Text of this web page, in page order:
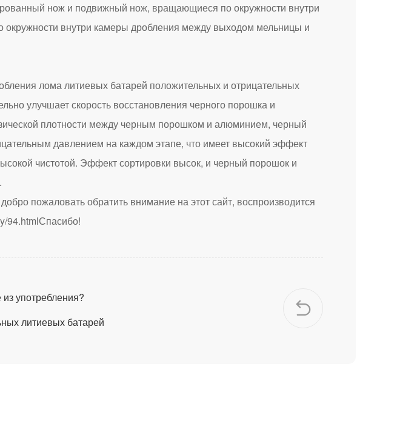
нож и подвижный нож, вращающиеся по окружности внутри
внутри камеры дробления между выходом мельницы и
лома литиевых батарей положительных и отрицательных
улучшает скорость восстановления черного порошка и
плотности между черным порошком и алюминием, черный
давлением на каждом этапе, что имеет высокий эффект
чистотой. Эффект сортировки высок, и черный порошок и
пожаловать обратить внимание на этот сайт, воспроизводится
94.htmlСпасибо!
употребления?
литиевых батарей